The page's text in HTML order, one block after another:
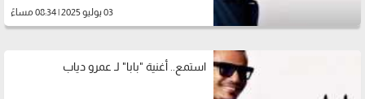
03 يوليو 2025 | 08:34 مساءً
استمع.. أغنية "بابا" لـ عمرو دياب